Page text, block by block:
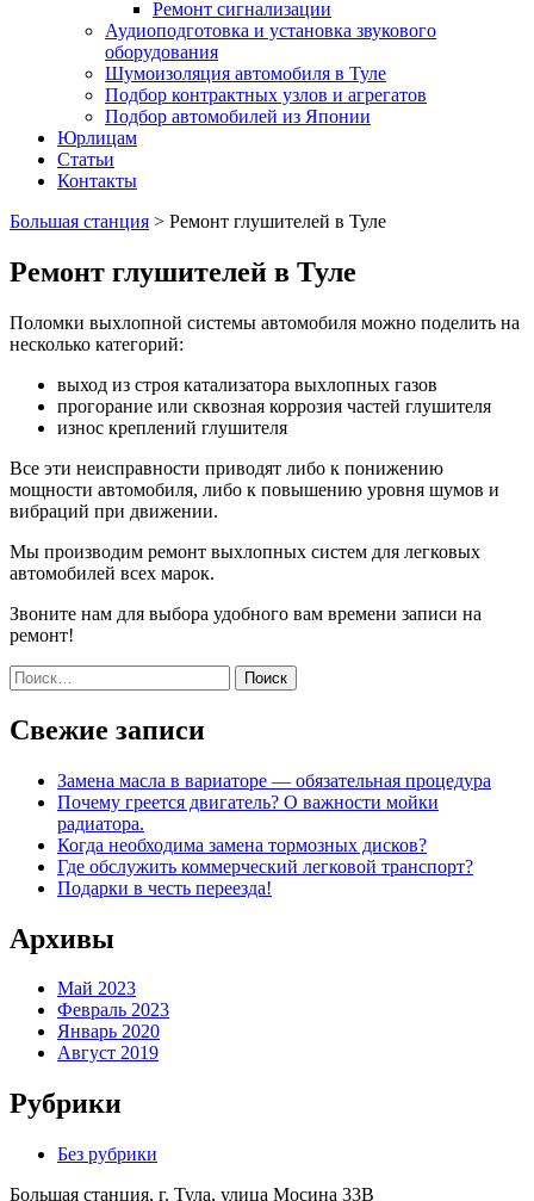
Ремонт сигнализации
Аудиоподготовка и установка звукового
оборудования
Шумоизоляция автомобиля в Туле
Подбор контрактных узлов и агрегатов
Подбор автомобилей из Японии
Юрлицам
Статьи
Контакты
Большая станция > Ремонт глушителей в Туле
Ремонт глушителей в Туле
Поломки выхлопной системы автомобиля можно поделить на
несколько категорий:
выход из строя катализатора выхлопных газов
прогорание или сквозная коррозия частей глушителя
износ креплений глушителя
Все эти неисправности приводят либо к понижению
мощности автомобиля, либо к повышению уровня шумов и
вибраций при движении.
Мы производим ремонт выхлопных систем для легковых
автомобилей всех марок.
Звоните нам для выбора удобного вам времени записи на
ремонт!
Поиск
по:
Свежие записи
Замена масла в вариаторе — обязательная процедура
Почему греется двигатель? О важности мойки
радиатора.
Когда необходима замена тормозных дисков?
Где обслужить коммерческий легковой транспорт?
Подарки в честь переезда!
Архивы
Май 2023
Февраль 2023
Январь 2020
Август 2019
Рубрики
Без рубрики
Большая станция, г. Тула, улица Мосина 33В